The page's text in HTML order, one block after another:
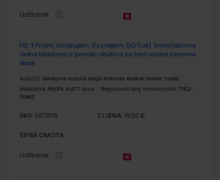
Udžbenik
PID 3 Pitam, Istražujem, Doznajem; (KUTIJA) (inter)aktivna
radna bilježnica iz prirode i društva za treći razred osnovne
škole
Autor(i): Gordana Ivančić Maja Križman Roškar Damir Tadić
Nakladnik: PROFIL KLETT d.o.o. Registarski broj ministarstva: 7162-
DOM2
SKU: 567805 CIJENA: 19,00 €
ŠIFRA OMOTA:
Udžbenik